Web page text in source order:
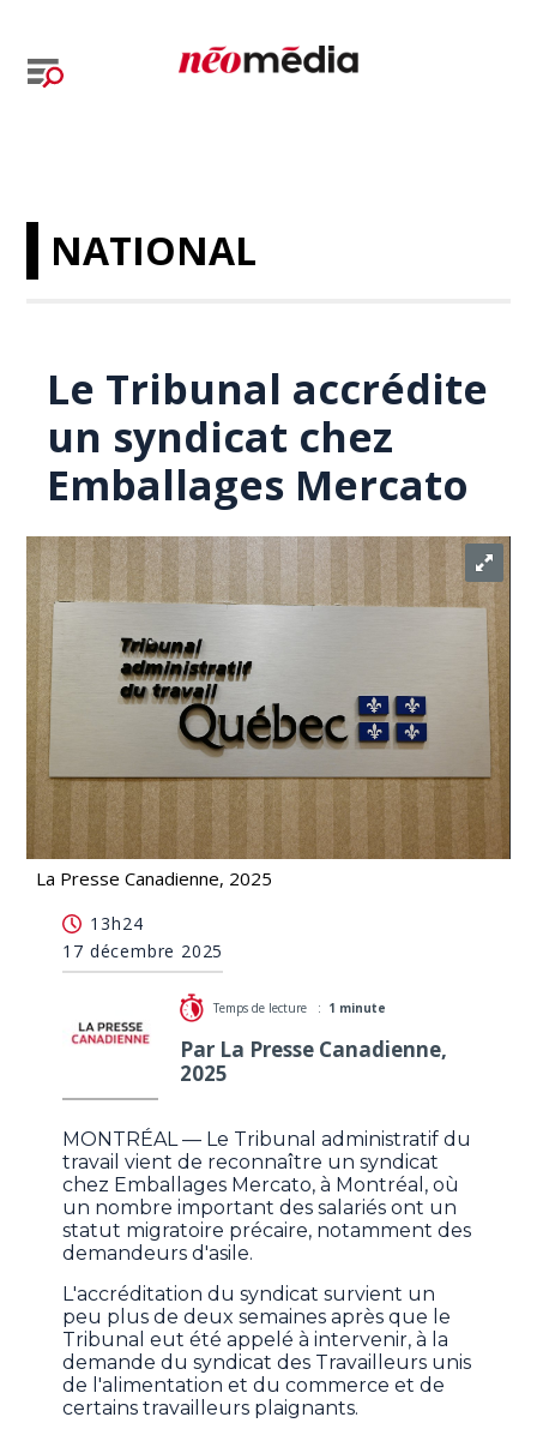
NATIONAL
Le Tribunal accrédite
un syndicat chez
Emballages Mercato
La Presse Canadienne, 2025
Mercato
13h24
17 décembre 2025
Temps de lecture : 1 minute
Par La Presse Canadienne,
2025
MONTRÉAL — Le Tribunal administratif du
travail vient de reconnaître un syndicat
chez Emballages Mercato, à Montréal, où
un nombre important des salariés ont un
statut migratoire précaire, notamment des
demandeurs d'asile.
L'accréditation du syndicat survient un
peu plus de deux semaines après que le
Tribunal eut été appelé à intervenir, à la
demande du syndicat des Travailleurs unis
de l'alimentation et du commerce et de
certains travailleurs plaignants.